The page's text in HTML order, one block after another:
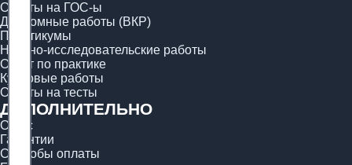
Ответы на ГОС-ы
Дипломные работы (ВКР)
Практикумы
Научно-исследовательские работы
Отчёт по практике
Курсовые работы
Ответы на тесты
ДОПОЛНИТЕЛЬНО
О нас
Гарантии
Способы оплаты